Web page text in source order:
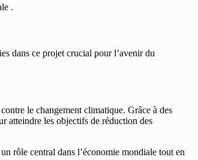
.
dans ce projet crucial pour l’avenir du
le changement climatique. Grâce à des
atteindre les objectifs de réduction des
rôle central dans l’économie mondiale tout en